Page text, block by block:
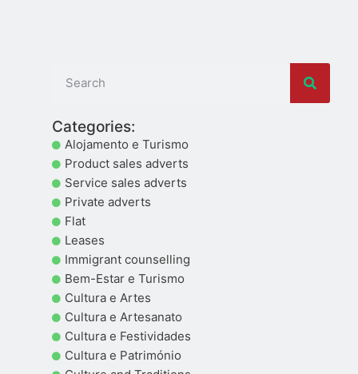
Categories:
Alojamento e Turismo
Product sales adverts
Service sales adverts
Private adverts
Flat
Leases
Immigrant counselling
Bem-Estar e Turismo
Cultura e Artes
Cultura e Artesanato
Cultura e Festividades
Cultura e Património